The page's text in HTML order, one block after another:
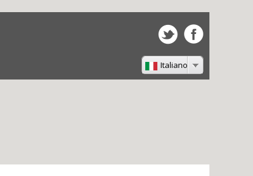
Italiano